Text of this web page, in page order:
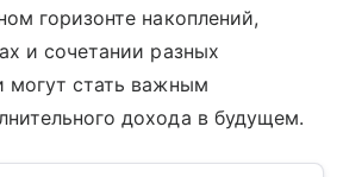
горизонте накоплений,
и сочетании разных
могут стать важным
дохода в будущем.